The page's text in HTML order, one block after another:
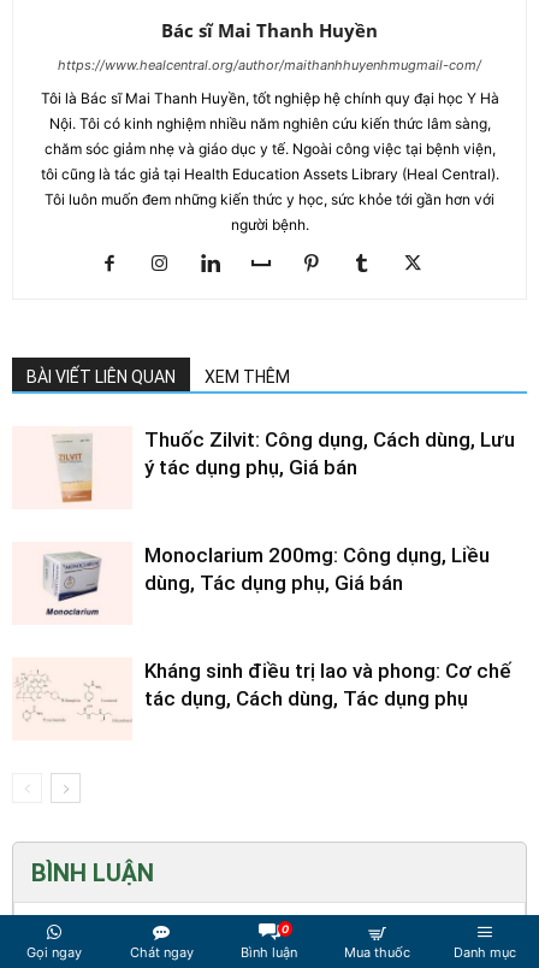
Bác sĩ Mai Thanh Huyền
https://www.healcentral.org/author/maithanhhuyenhmugmail-com/
Tôi là Bác sĩ Mai Thanh Huyền, tốt nghiệp hệ chính quy đại học Y Hà
Nội. Tôi có kinh nghiệm nhiều năm nghiên cứu kiến thức lâm sàng,
chăm sóc giảm nhẹ và giáo dục y tế. Ngoài công việc tại bệnh viện,
tôi cũng là tác giả tại Health Education Assets Library (Heal Central).
Tôi luôn muốn đem những kiến thức y học, sức khỏe tới gần hơn với
người bệnh.
BÀI VIẾT LIÊN QUAN XEM THÊM
Thuốc Zilvit: Công dụng, Cách dùng, Lưu
ý tác dụng phụ, Giá bán
Monoclarium 200mg: Công dụng, Liều
dùng, Tác dụng phụ, Giá bán
Kháng sinh điều trị lao và phong: Cơ chế
tác dụng, Cách dùng, Tác dụng phụ
BÌNH LUẬN
Gọi ngay Chát ngay
0
Bình luận Mua thuốc Danh mục